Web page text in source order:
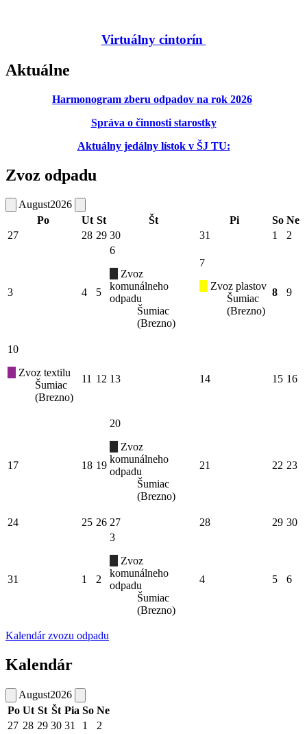
Virtuálny cintorín
Aktuálne
Harmonogram zberu odpadov na rok 2026
Správa o činnosti starostky
Aktuálny jedálny lístok v ŠJ TU:
Zvoz odpadu
August2026
Po
Ut St Št Pi So Ne
27
28 29 30 31 1 2
3 4 5
6
Zvoz
komunálneho
odpadu
Šumiac
(Brezno)
7
Zvoz plastov
Šumiac
(Brezno)
8 9
10
Zvoz textilu
Šumiac
(Brezno)
11 12 13 14 15 16
17 18 19
20
Zvoz
komunálneho
odpadu
Šumiac
(Brezno)
21 22 23
24 25 26 27 28 29 30
31 1 2
3
Zvoz
komunálneho
odpadu
Šumiac
(Brezno)
4 5 6
Kalendár zvozu odpadu
Kalendár
August2026
Po Ut St Št Pia So Ne
27 28 29 30 31 1
2